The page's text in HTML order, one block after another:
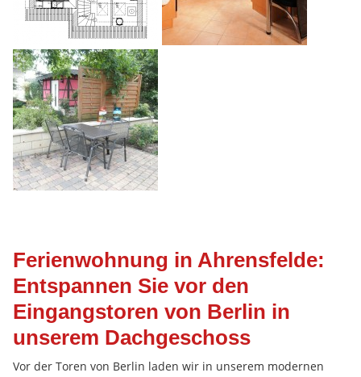
Ferienwohnung in Ahrensfelde:
Entspannen Sie vor den
Eingangstoren von Berlin in
unserem Dachgeschoss
Vor der Toren von Berlin laden wir in unserem modernen